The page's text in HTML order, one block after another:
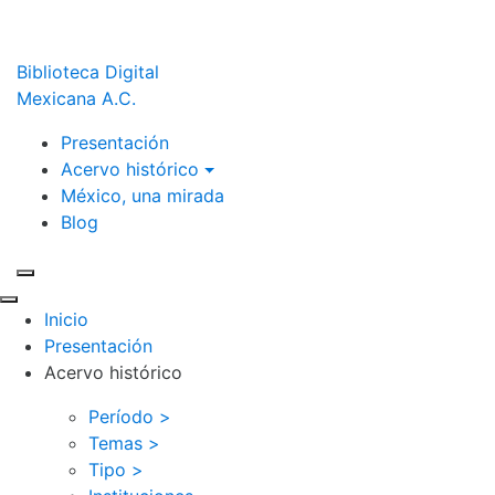
Biblioteca Digital
Mexicana A.C.
Presentación
Acervo histórico
México, una mirada
Blog
Inicio
Presentación
Acervo histórico
Período >
Temas >
Tipo >